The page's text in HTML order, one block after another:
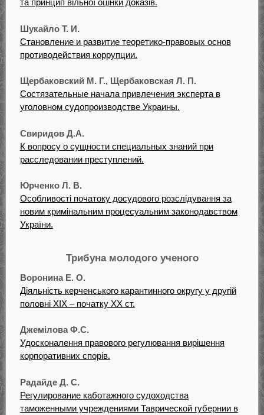
та принцип вільної оцінки доказів.
Шукайло Т. И.
Становление и развитие теоретико-правовых основ
противодействия коррупции.
Щербаковский М. Г., Щербаковская Л. П.
Состязательные начала привлечения эксперта в
уголовном судопроизводстве Украины.
Свиридов Д.А.
К вопросу о сущности специальных знаний при
расследовании преступлений.
Юрченко Л. В.
Особливості початоку досудового розслідування за
новим кримінальним процесуальним законодавством
України.
Трибуна молодого ученого
Воронина Е. О.
Діяльність керченського карантинного округу у другій
половні ХІХ – початку ХХ ст.
Джемілова Ф.С.
Удосконалення правового регулювання вирішення
корпоративних спорів.
Радайде Д. С.
Регулирование каботажного судоходства
таможенными учреждениями Таврической губернии в